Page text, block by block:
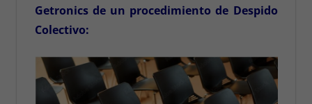
Getronics de un procedimiento de Despido
Colectivo: